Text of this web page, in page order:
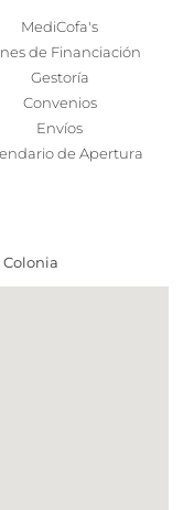
MediCofa's
de Financiación
Gestoría
Convenios
Envíos
de Apertura
Colonia